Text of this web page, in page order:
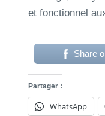
et fonctionnel
Share
Partager :
WhatsApp